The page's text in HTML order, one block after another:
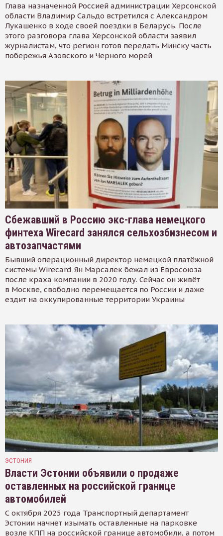
Глава назначенной Россией администрации Херсонской
области Владимир Сальдо встретился с Александром
Лукашенко в ходе своей поездки в Беларусь. После
этого разговора глава Херсонской области заявил
журналистам, что регион готов передать Минску часть
побережья Азовского и Черного морей
Сбежавший в Россию экс-глава немецкого
финтеха Wirecard занялся сельхозбизнесом и
автозапчастями
Бывший операционный директор немецкой платёжной
системы Wirecard Ян Марсалек бежал из Евросоюза
после краха компании в 2020 году. Сейчас он живёт
в Москве, свободно перемещается по России и даже
ездит на оккупированные территории Украины
ЭСТОНИЯ
Власти Эстонии объявили о продаже
оставленных на российской границе
автомобилей
С октября 2025 года Транспортный департамент
Эстонии начнет изымать оставленные на парковке
возле КПП на российской границе автомобили, а потом